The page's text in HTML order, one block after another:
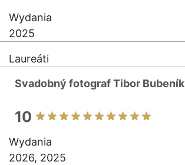
Wydania
2025
Laureáti
Svadobný fotograf Tibor Bubeník
10
Wydania
2026, 2025